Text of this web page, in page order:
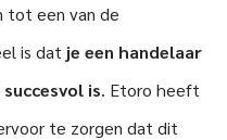
tot een van de
is dat je een handelaar
is. Etoro heeft
te zorgen dat dit